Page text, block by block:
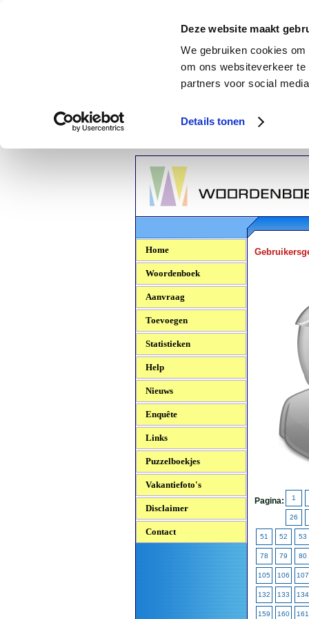
Deze website maakt
We gebruiken cookies
om ons websiteverkeer
partners voor social
Details tonen
Woordenboek.NU
Home
Woordenboek
Aanvraag
Toevoegen
Statistieken
Help
Nieuws
Enquête
Links
Puzzelboekjes
Vakantiefoto's
Disclaimer
Contact
Pagina: 1
26
51 52 53
78 79 80
105 106 107
132 133 134
159 160 161